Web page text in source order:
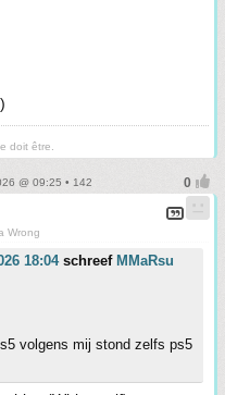
doit être.
@ 09:25 • 142
Wrong
18:04schreef MMaRsu
volgens mij stond zelfs ps5